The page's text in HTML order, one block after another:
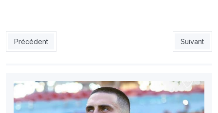
Article précédent : Mahious, un avenir à discuter avec la JSK
Précédent Article
Suivant